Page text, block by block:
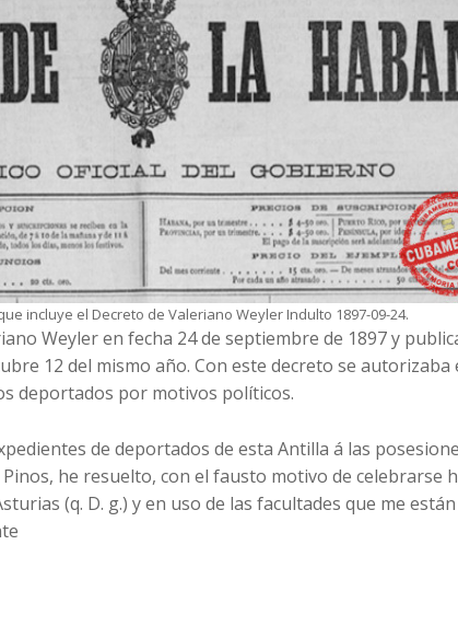
incluye el Decreto de Valeriano Weyler Indulto 1897-09-24.
Weyler en fecha 24 de septiembre de 1897 y
12 del mismo año. Con este decreto se autorizaba
deportados por motivos políticos.
de deportados de esta Antilla á las
he resuelto, con el fausto motivo de celebrarse
(q. D. g.) y en uso de las facultades que me están